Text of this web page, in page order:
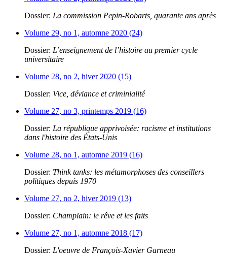
Dossier: La commission Pepin-Robarts, quarante ans après
Volume 29, no 1, automne 2020 (24)
Dossier: L’enseignement de l’histoire au premier cycle
universitaire
Volume 28, no 2, hiver 2020 (15)
Dossier: Vice, déviance et criminialité
Volume 27, no 3, printemps 2019 (16)
Dossier: La république apprivoisée: racisme et institutions
dans l'histoire des États-Unis
Volume 28, no 1, automne 2019 (16)
Dossier: Think tanks: les métamorphoses des conseillers
politiques depuis 1970
Volume 27, no 2, hiver 2019 (13)
Dossier: Champlain: le rêve et les faits
Volume 27, no 1, automne 2018 (17)
Dossier: L'oeuvre de François-Xavier Garneau